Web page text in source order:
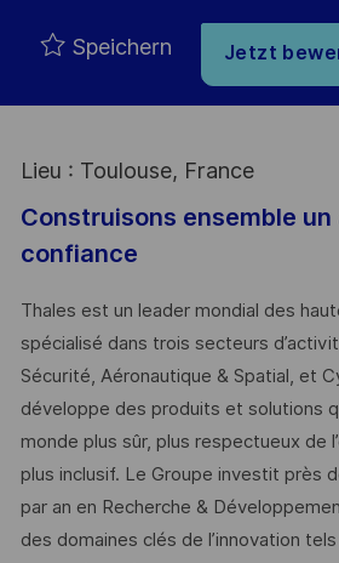
Speichern Jetzt
Lieu : Toulouse, France
Construisons ensemble un
confiance
Thales est un leader mondial des
spécialisé dans trois secteurs
Sécurité, Aéronautique & Spatial, et
développe des produits et solutions
monde plus sûr, plus respectueux de
plus inclusif. Le Groupe investit près
par an en Recherche &
des domaines clés de l’innovation tels